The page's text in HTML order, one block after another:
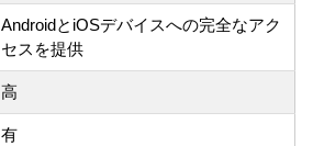
AndroidとiOSデバイスへの完全なアク
セスを提供
高
有